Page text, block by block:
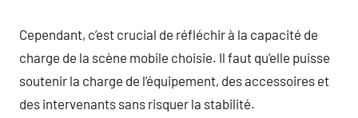
Cependant, c’est crucial de réfléchir à la capacité de
charge de la scène mobile choisie. Il faut qu’elle puisse
soutenir la charge de l’équipement, des accessoires et
des intervenants sans risquer la stabilité.